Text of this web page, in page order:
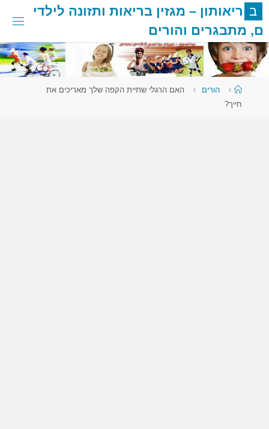
דלגו
לתוכן
ב ריאותון – מגזין בריאות ותזונה לילדי
ם, מתבגרים והורים
עמוד
ראשי
הורים
האם הרגלי שתיית הקפה שלך מאריכים את
חייך?